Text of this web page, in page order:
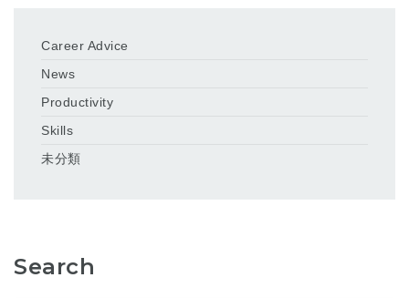
Career Advice
News
Productivity
Skills
未分類
Search